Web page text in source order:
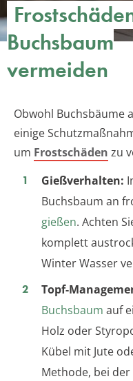
Buchsbaum
vermeiden
Obwohl Buchsbäume
einige
um Frostschäden zu
Gießverhalten:
Buchsbaum an
gießen. Achten
komplett
Winter Wasser
Topf-
Buchsbaum auf
Holz oder
Kübel mit Jute
Methode, bei